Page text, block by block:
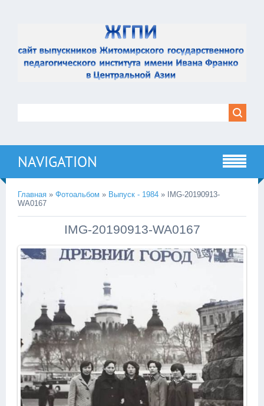
NAVIGATION
Главная » Фотоальбом » Выпуск - 1984 » IMG-20190913-
WA0167
IMG-20190913-WA0167